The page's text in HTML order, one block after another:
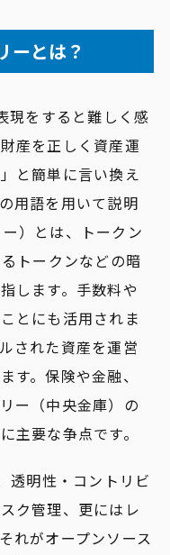
ーとは？
現をすると難しく感
産を正しく資産運
と簡単に言い換え
用語を用いて説明
）とは、トークン
トークンなどの暗
します。手数料や
とにも活用されま
された資産を運営
す。保険や金融、
ー（中央金庫）の
主要な争点です。
透明性・コントリビ
ク管理、更にはレ
れがオープンソース